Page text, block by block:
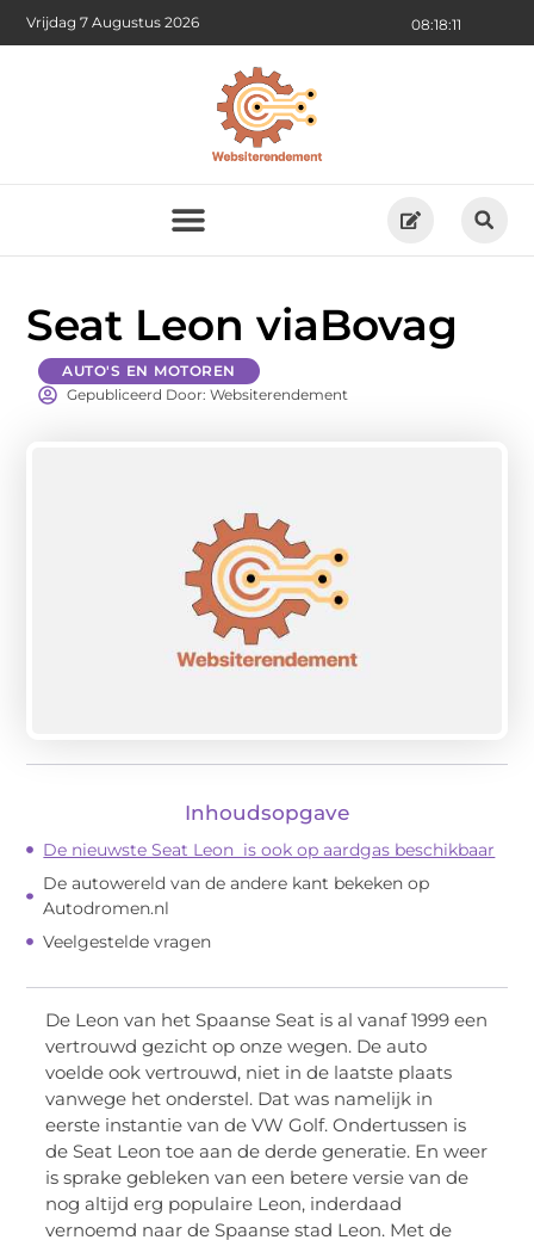
08:18:12
Vrijdag 7 Augustus 2026
Seat Leon viaBovag
AUTO'S EN MOTOREN
Gepubliceerd Door: Websiterendement
Inhoudsopgave
De nieuwste Seat Leon is ook op aardgas beschikbaar
De autowereld van de andere kant bekeken op
Autodromen.nl
Veelgestelde vragen
De Leon van het Spaanse Seat is al vanaf 1999 een
vertrouwd gezicht op onze wegen. De auto
voelde ook vertrouwd, niet in de laatste plaats
vanwege het onderstel. Dat was namelijk in
eerste instantie van de VW Golf. Ondertussen is
de Seat Leon toe aan de derde generatie. En weer
is sprake gebleken van een betere versie van de
nog altijd erg populaire Leon, inderdaad
vernoemd naar de Spaanse stad Leon. Met de